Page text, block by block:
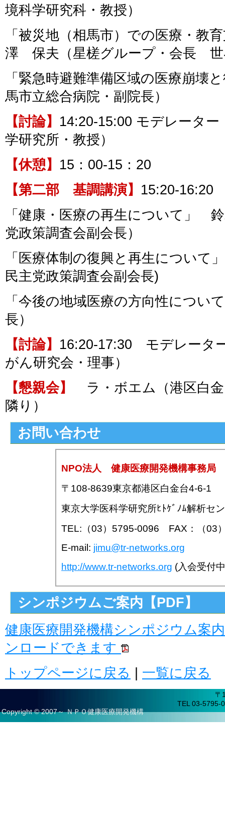
境科学研究科・教授）
「被災地（相馬市）での医療・
澤 保夫（星槎グループ・会長 世
「緊急時避難準備区域の医療崩
馬市立総合病院・副院長）
【討論】 14:20-15:00 モデレータ
学研究所・教授）
【休憩】 15：00-15：20
【第二部 基調講演】 15:20-16:20
「健康・医療の再生について」
党政策調査会副会長）
「医療体制の復興と再生につい
民主党政策調査会副会長)
「今後の地域医療の方向性につ
長）
【討論】 16:20-17:30 モデレー
がん研究会・理事）
【懇親会】
ラ・ボエム（港区白
隣り）
お問い合わせ
NPO法人 健康医療開発機構事務局
〒108-8639東京都港区白金台4-6-1
東京大学医科学研究所ﾋﾄｹﾞﾉﾑ解析セ
TEL:（03）5795-0096 FAX：（03
E-mail: jimu@tr-networks.org
http://www.tr-networks.org (入会受付
シンポジウムご案内【PDF】
健康医療開発機構シンポジウム案
ンロードできます
トップページに戻る
一覧に戻る
〒
TEL 03-5795-
Copyright © 2007～ ＮＰＯ健康医療開発機構